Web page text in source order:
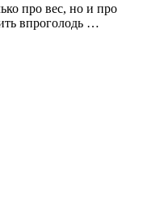
про вес, но и про
впроголодь …